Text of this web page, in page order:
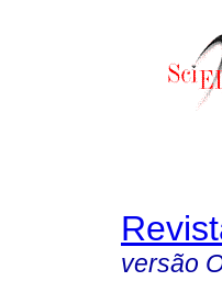
versão